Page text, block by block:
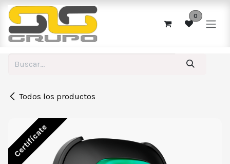
Ir al contenido
0
Todos los productos
Certifícate